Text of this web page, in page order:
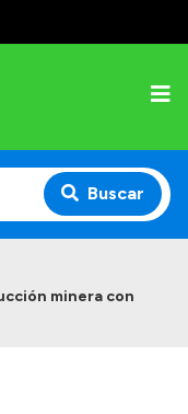
Buscar
minera con